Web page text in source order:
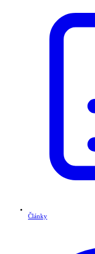
Články